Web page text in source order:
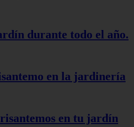
durante todo el año.
en la jardinería
en tu jardín